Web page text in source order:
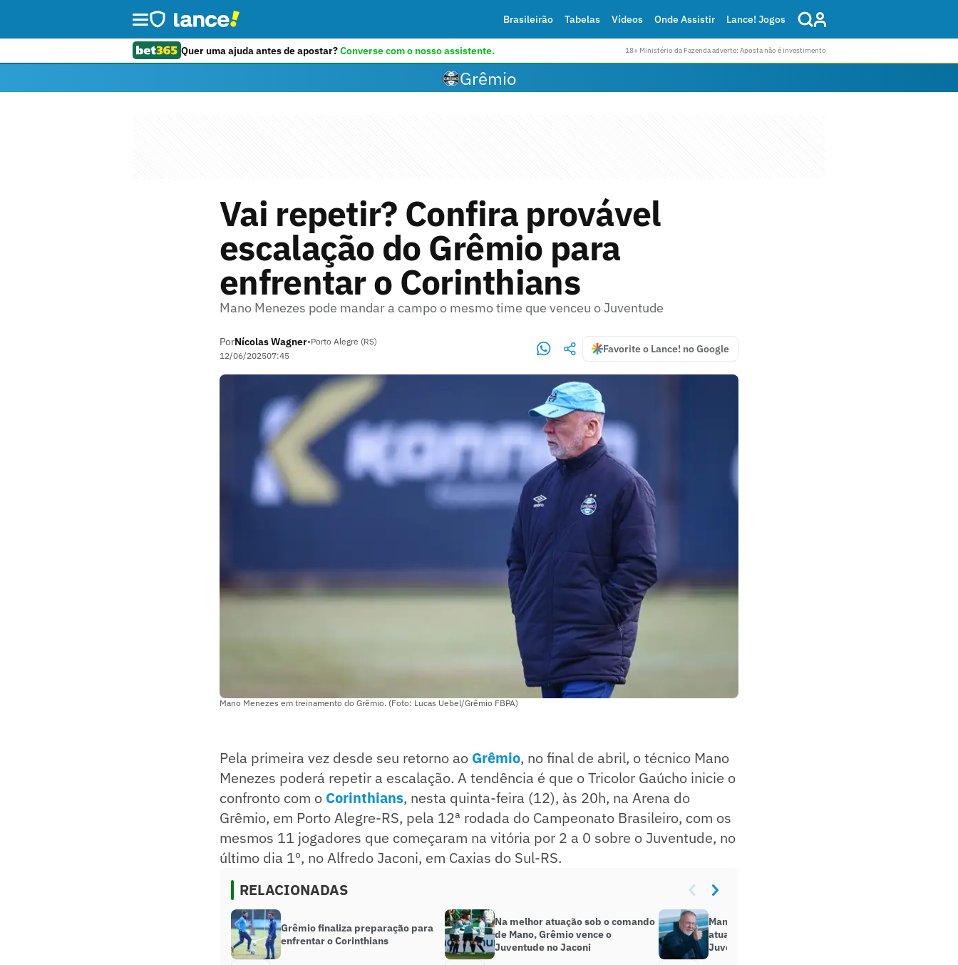
Brasileirão Tabelas Vídeos Onde Assistir Lance! Jogos
Quer uma ajuda antes de apostar?Converse com o nosso assistente. 18+ Ministério da Fazenda adverte: Aposta não é investimento
Grêmio
Vai repetir? Confira provável
escalação do Grêmio para
enfrentar o Corinthians
Mano Menezes pode mandar a campo o mesmo time que venceu o Juventude
PorNícolas Wagner•Porto Alegre (RS)
12/06/202507:45
Favorite o Lance! no Google
Mano Menezes em treinamento do Grêmio. (Foto: Lucas Uebel/Grêmio FBPA)
Pela primeira vez desde seu retorno ao Grêmio, no final de abril, o técnico Mano
Menezes poderá repetir a escalação. A tendência é que o Tricolor Gaúcho inicie o
confronto com o Corinthians, nesta quinta-feira (12), às 20h, na Arena do
Grêmio, em Porto Alegre-RS, pela 12ª rodada do Campeonato Brasileiro, com os
mesmos 11 jogadores que começaram na vitória por 2 a 0 sobre o Juventude, no
último dia 1º, no Alfredo Jaconi, em Caxias do Sul-RS.
RELACIONADAS
Grêmio finaliza preparação para
enfrentar o Corinthians
Na melhor atuação sob o comando
de Mano, Grêmio vence o
Juventude no Jaconi
Mano comemora vitória com boa
atuação do Grêmio contra o
Juventude: ‘Muito contente’